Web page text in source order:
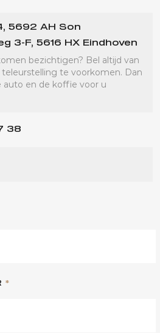
5692 AH Son
3-F, 5616 HX Eindhoven
bezichtigen? Bel altijd van
te voorkomen. Dan
auto en de koffie voor u
38
*